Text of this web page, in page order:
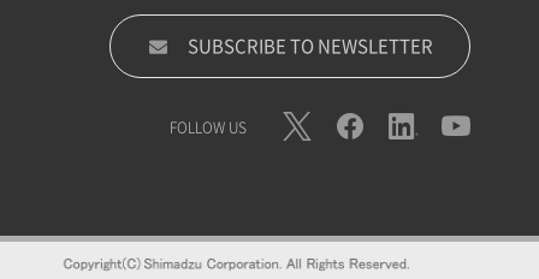
SUBSCRIBE TO NEWSLETTER
FOLLOW US